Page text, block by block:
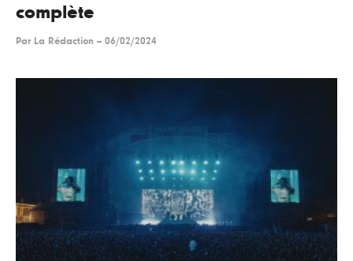
complète
Par La Rédaction -- 06/02/2024